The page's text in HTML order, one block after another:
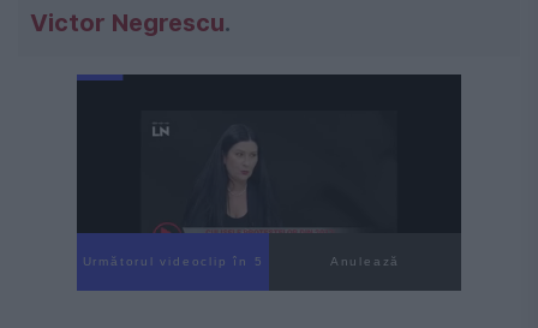
Victor Negrescu.
Următorul videoclip în 4 Anulează